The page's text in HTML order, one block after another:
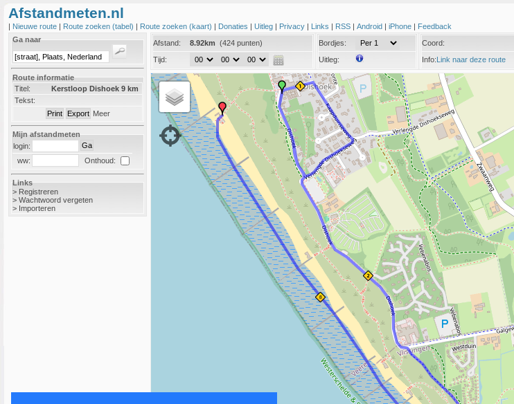
Afstandmeten.nl
| Nieuwe route | Route zoeken (tabel) | Route zoeken (kaart) | Donaties | Uitleg | Privacy | Links | RSS | Android | iPhone | Feedback
Ga naar
Route informatie
Titel:
Kerstloop Dishoek 9 km
Tekst:
Meer
Mijn afstandmeten
login:
ww:
Onthoud:
Links
> Registreren
> Wachtwoord vergeten
> Importeren
Afstand: 8.92km
(424 punten)
Tijd:
Bordjes:
Uitleg:
Coord:
Info:Link naar deze route